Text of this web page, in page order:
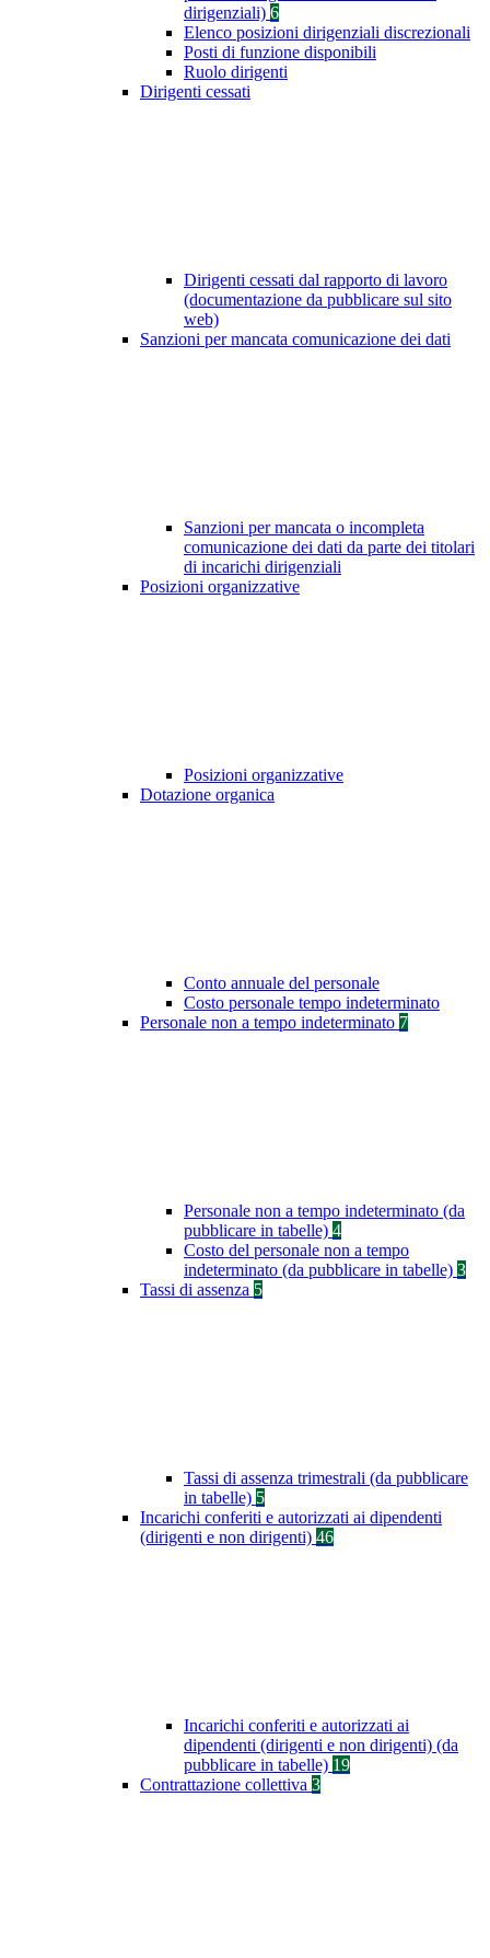
dirigenziali) 6
Elenco posizioni dirigenziali discrezionali
Posti di funzione disponibili
Ruolo dirigenti
Dirigenti cessati
Dirigenti cessati dal rapporto di lavoro
(documentazione da pubblicare sul sito
web)
Sanzioni per mancata comunicazione dei dati
Sanzioni per mancata o incompleta
comunicazione dei dati da parte dei titolari
di incarichi dirigenziali
Posizioni organizzative
Posizioni organizzative
Dotazione organica
Conto annuale del personale
Costo personale tempo indeterminato
Personale non a tempo indeterminato 7
Personale non a tempo indeterminato (da
pubblicare in tabelle) 4
Costo del personale non a tempo
indeterminato (da pubblicare in tabelle) 3
Tassi di assenza 5
Tassi di assenza trimestrali (da pubblicare
in tabelle) 5
Incarichi conferiti e autorizzati ai dipendenti
(dirigenti e non dirigenti) 46
Incarichi conferiti e autorizzati ai
dipendenti (dirigenti e non dirigenti) (da
pubblicare in tabelle) 19
Contrattazione collettiva 3